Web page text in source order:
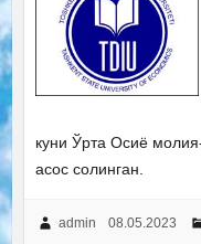
куни Ўрта Осиё
асос солинган.
admin 08.05.2023